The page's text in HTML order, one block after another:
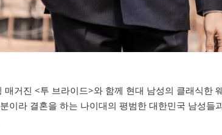
거진 <투 브라이드>와 함께 현대 남성의 클래식한
라 결혼을 하는 나이대의 평범한 대한민국 남성